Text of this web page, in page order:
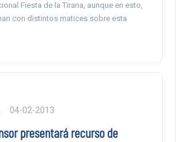
Fiesta de la Tirana, aunque en esto,
con distintos matices sobre esta
04-02-2013
presentará recurso de